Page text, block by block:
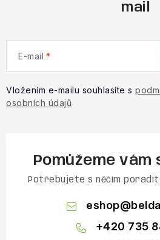
mail
E-mail
Vložením e-mailu souhlasíte s
osobních údajů
Pomůžeme
Potřebujete s něčím
eshop@
+420 735